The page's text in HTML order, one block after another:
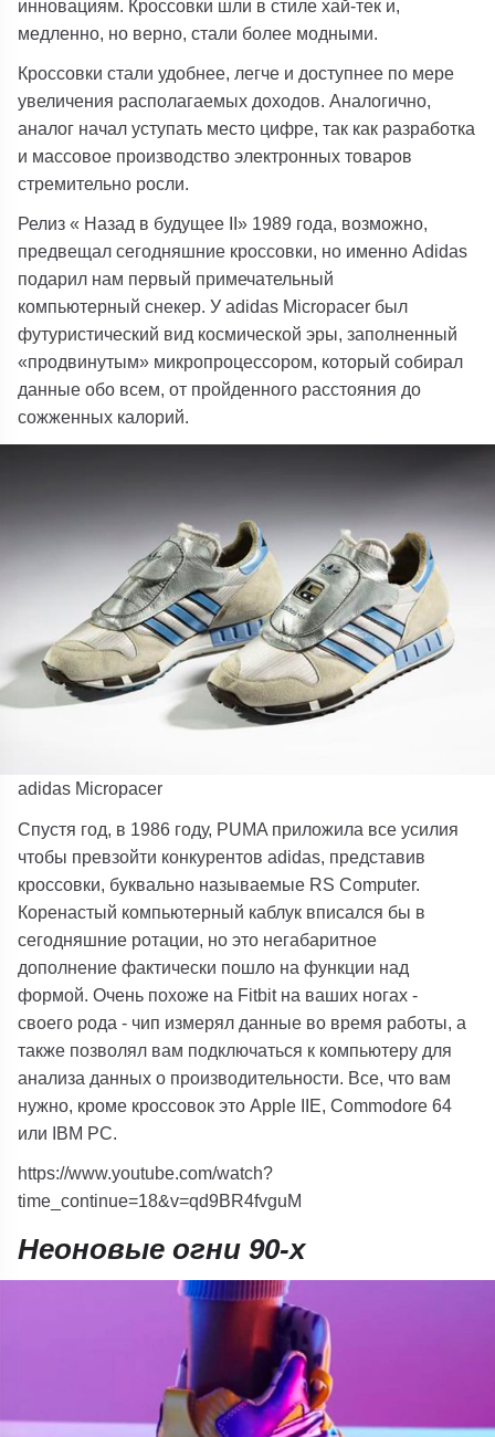
инновациям. Кроссовки шли в стиле хай-тек и,
медленно, но верно, стали более модными.
Кроссовки стали удобнее, легче и доступнее по мере
увеличения располагаемых доходов. Аналогично,
аналог начал уступать место цифре, так как разработка
и массовое производство электронных товаров
стремительно росли.
Релиз « Назад в будущее II» 1989 года, возможно,
предвещал сегодняшние кроссовки, но именно Adidas
подарил нам первый примечательный
компьютерный снекер. У adidas Micropacer был
футуристический вид космической эры, заполненный
«продвинутым» микропроцессором, который собирал
данные обо всем, от пройденного расстояния до
сожженных калорий.
adidas Micropacer
Спустя год, в 1986 году, PUMA приложила все усилия
чтобы превзойти конкурентов adidas, представив
кроссовки, буквально называемые RS Computer.
Коренастый компьютерный каблук вписался бы в
сегодняшние ротации, но это негабаритное
дополнение фактически пошло на функции над
формой. Очень похоже на Fitbit на ваших ногах -
своего рода - чип измерял данные во время работы, а
также позволял вам подключаться к компьютеру для
анализа данных о производительности. Все, что вам
нужно, кроме кроссовок это Apple IIE, Commodore 64
или IBM PC.
https://www.youtube.com/watch?
time_continue=18&v=qd9BR4fvguM
Неоновые огни 90-х